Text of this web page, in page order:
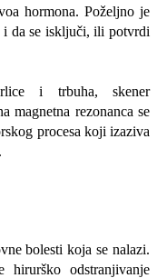
hormona. Poželjno je
da se isključi, ili potvrdi
i trbuha, skener
magnetna rezonanca se
procesa koji izaziva
bolesti koja se nalazi.
odstranjivanje